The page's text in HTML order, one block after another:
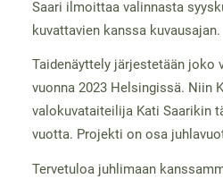
Saari ilmoittaa valinnasta
kuvattavien kanssa kuvausajan.
Taidenäyttely järjestetään joko
vuonna 2023 Helsingissä. Niin
valokuvataiteilija Kati Saarikin
vuotta. Projekti on osa
Tervetuloa juhlimaan